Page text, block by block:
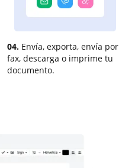
04. Envía, exporta, envía por
fax, descarga o imprime tu
documento.